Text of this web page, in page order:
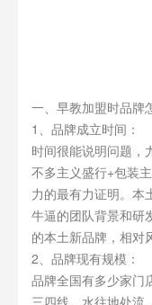
一、早教加盟时品牌
1、品牌成立时间：
时间很能说明问题，
不多主义盛行+包装
力的最有力证明。本
牛逼的团队背景和研
的本土新品牌，相对
2、品牌现有规模：
品牌全国有多少家门
三四线。水往地处流